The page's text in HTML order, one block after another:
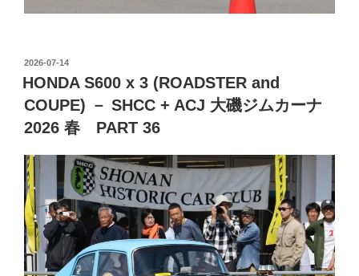
投
稿
日:
2026-07-14
HONDA S600 x 3 (ROADSTER and
COUPE) － SHCC + ACJ 大磯ジムカーナ
2026 春 PART 36